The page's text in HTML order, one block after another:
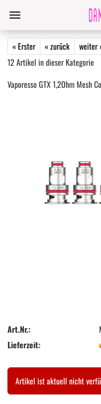
« Erster « zurück weiter
12 Artikel in dieser Kategorie
Vaporesso GTX 1,2Ohm Mesh
Art.Nr.:
Lieferzeit:
Artikel ist aktuell nicht